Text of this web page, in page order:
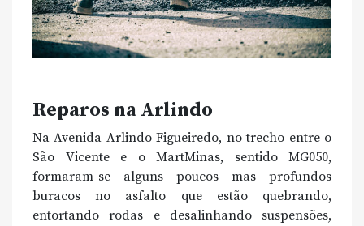
Reparos na Arlindo
Na Avenida Arlindo Figueiredo, no trecho entre o
São Vicente e o MartMinas, sentido MG050,
formaram-se alguns poucos mas profundos
buracos no asfalto que estão quebrando,
entortando rodas e desalinhando suspensões,